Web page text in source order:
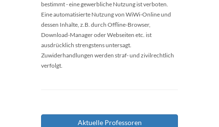
bestimmt - eine gewerbliche Nutzung ist verboten.
Eine automatisierte Nutzung von WiWi-Online und
dessen Inhalte, z.B. durch Offline-Browser,
Download-Manager oder Webseiten etc. ist
ausdrücklich strengstens untersagt.
Zuwiderhandlungen werden straf- und zivilrechtlich
verfolgt.
Aktuelle Professoren